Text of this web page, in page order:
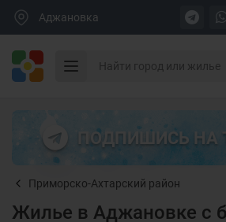
Аджановка
ПОДПИШИСЬ НА
Приморско-Ахтарский район
Жилье в Аджановке с